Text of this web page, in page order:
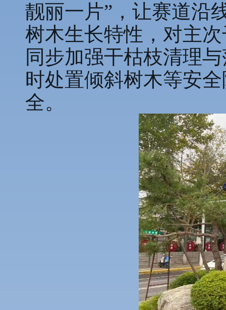
靓丽一片”，让赛道沿
树木生长特性，对主
同步加强干枯枝清理
时处置倾斜树木等安
全。